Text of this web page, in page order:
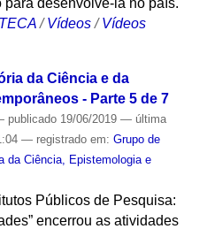
desenvolvê-la no país.
/Vídeos /Vídeos
da Ciência e da
- Parte 5 de 7
publicado19/06/2019 — última
— registrado em: Grupo de
da Ciência, Epistemologia e
Públicos de Pesquisa:
encerrou as atividades